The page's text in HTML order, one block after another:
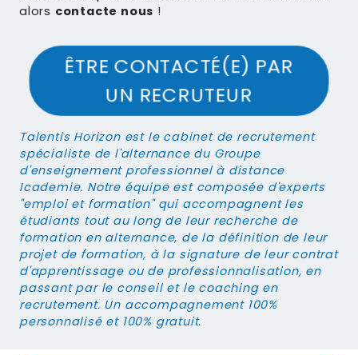
alors contacte nous !
ÊTRE CONTACTÉ(E) PAR
UN RECRUTEUR
Talentis Horizonest le cabinet de recrutement
spécialiste de l'alternance du Groupe
d'enseignement professionnel à distance
Icademie. Notre équipe est composée d'experts
"emploi et formation" qui accompagnent les
étudiants tout au long de leur recherche de
formation en alternance, de la définition de leur
projet de formation, à la signature de leur contrat
d'apprentissage ou de professionnalisation, en
passant par le conseil et le coaching en
recrutement. Un accompagnement 100%
personnalisé et 100% gratuit.